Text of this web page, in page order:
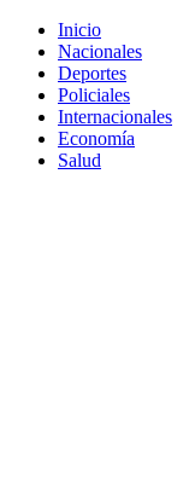
Inicio
Nacionales
Deportes
Policiales
Internacionales
Economía
Salud